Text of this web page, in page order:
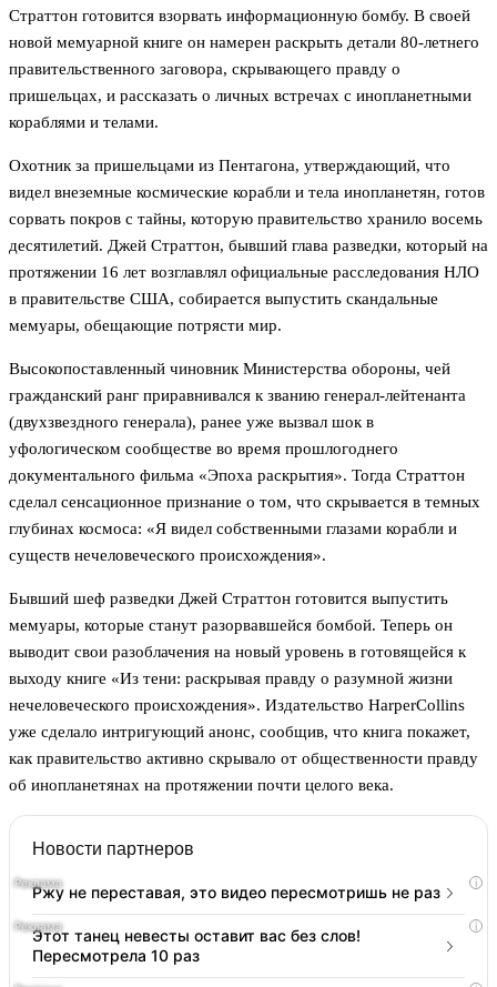
Страттон готовится взорвать информационную бомбу. В своей
новой мемуарной книге он намерен раскрыть детали 80-летнего
правительственного заговора, скрывающего правду о
пришельцах, и рассказать о личных встречах с инопланетными
кораблями и телами.
Охотник за пришельцами из Пентагона, утверждающий, что
видел внеземные космические корабли и тела инопланетян, готов
сорвать покров с тайны, которую правительство хранило восемь
десятилетий. Джей Страттон, бывший глава разведки, который на
протяжении 16 лет возглавлял официальные расследования НЛО
в правительстве США, собирается выпустить скандальные
мемуары, обещающие потрясти мир.
Высокопоставленный чиновник Министерства обороны, чей
гражданский ранг приравнивался к званию генерал-лейтенанта
(двухзвездного генерала), ранее уже вызвал шок в
уфологическом сообществе во время прошлогоднего
документального фильма «Эпоха раскрытия». Тогда Страттон
сделал сенсационное признание о том, что скрывается в темных
глубинах космоса: «Я видел собственными глазами корабли и
существ нечеловеческого происхождения».
Бывший шеф разведки Джей Страттон готовится выпустить
мемуары, которые станут разорвавшейся бомбой. Теперь он
выводит свои разоблачения на новый уровень в готовящейся к
выходу книге «Из тени: раскрывая правду о разумной жизни
нечеловеческого происхождения». Издательство HarperCollins
уже сделало интригующий анонс, сообщив, что книга покажет,
как правительство активно скрывало от общественности правду
об инопланетянах на протяжении почти целого века.
Новости партнеров
i
Ржу не переставая, это видео пересмотришь не раз
i
Этот танец невесты оставит вас без слов!
Пересмотрела 10 раз